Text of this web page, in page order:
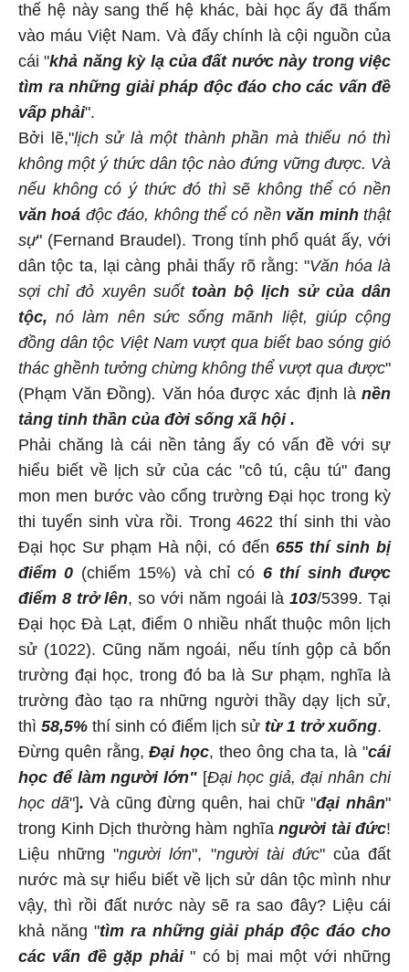
thế hệ này sang thế hệ khác, bài học ấy đã thấm
vào máu Việt Nam. Và đấy chính là cội nguồn của
cái "khả năng kỳ lạ của đất nước này trong việc
tìm ra những giải pháp độc đáo cho các vấn đề
vấp phải".
Bởi lẽ,"lịch sử là một thành phần mà thiếu nó thì
không một ý thức dân tộc nào đứng vững được. Và
nếu không có ý thức đó thì sẽ không thể có nền
văn hoá độc đáo, không thể có nền văn minhthật
sự" (Fernand Braudel). Trong tính phổ quát ấy, với
dân tộc ta, lại càng phải thấy rõ rằng: "Văn hóa là
sợi chỉ đỏ xuyên suốt toàn bộ lịch sử của dân
tộc,nó làm nên sức sống mãnh liệt, giúp cộng
đồng dân tộc Việt Nam vượt qua biết bao sóng gió
thác ghềnh tưởng chừng không thể vượt qua được"
(Phạm Văn Đồng). Văn hóa được xác định lànền
tảng tinh thần của đời sống xã hội .
Phải chăng là cái nền tảng ấy có vấn đề với sự
hiểu biết về lịch sử của các "cô tú, cậu tú" đang
mon men bước vào cổng trường Đại học trong kỳ
thi tuyển sinh vừa rồi. Trong 4622 thí sinh thi vào
Đại học Sư phạm Hà nội, có đến 655 thí sinh bị
điểm 0 (chiếm 15%) và chỉ có 6 thí sinh được
điểm 8 trở lên, so với năm ngoái là103/5399. Tại
Đại học Đà Lạt, điểm 0 nhiều nhất thuộc môn lịch
sử (1022). Cũng năm ngoái, nếu tính gộp cả bốn
trường đại học, trong đó ba là Sư phạm, nghĩa là
trường đào tạo ra những người thầy dạy lịch sử,
thì 58,5% thí sinh có điểm lịch sử từ 1 trở xuống.
Đừng quên rằng,Đại học, theo ông cha ta, là "cái
học để làm người lớn" [Đại học giả, đại nhân chi
học dã"]. Và cũng đừng quên, hai chữ "đại nhân"
trong Kinh Dịch thường hàm nghĩa người tài đức!
Liệu những "người lớn", "người tài đức" của đất
nước mà sự hiểu biết về lịch sử dân tộc mình như
vậy, thì rồi đất nước này sẽ ra sao đây? Liệu cái
khả năng "tìm ra những giải pháp độc đáo cho
các vấn đề gặp phải" có bị mai một với những